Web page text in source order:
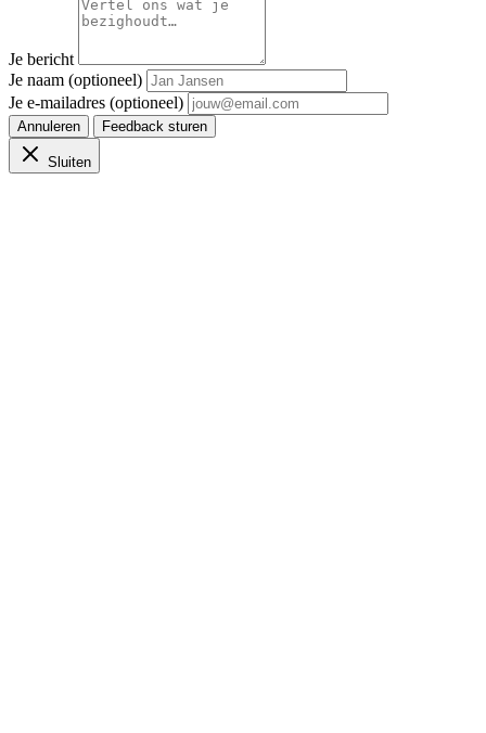
Je bericht
Je naam (optioneel)
Je e-mailadres (optioneel)
Annuleren Feedback sturen
Sluiten